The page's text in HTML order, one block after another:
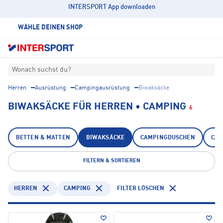
INTERSPORT App downloaden
WÄHLE DEINEN SHOP
Wonach suchst du?
Herren Ausrüstung Campingausrüstung Biwaksäcke
BIWAKSÄCKE FÜR HERREN • CAMPING 6
BETTEN & MATTEN BIWAKSÄCKE CAMPINGDUSCHEN
FILTERN & SORTIEREN
HERREN CAMPING FILTER LÖSCHEN